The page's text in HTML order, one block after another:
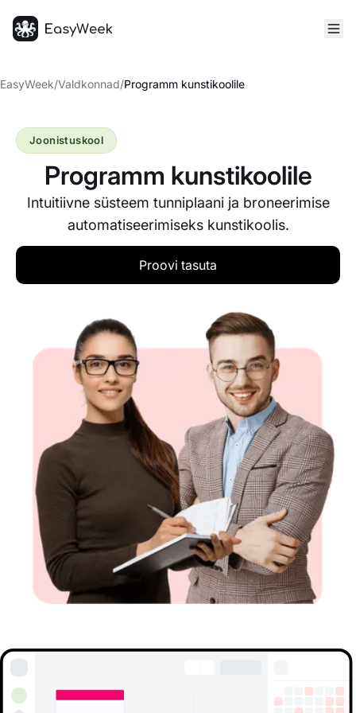
EasyWeek/Valdkonnad/Programm kunstikoolile
Programm kunstikoolile
Intuitiivne süsteem tunniplaani ja broneerimise
automatiseerimiseks kunstikoolis.
Joonistuskool
Proovi tasuta